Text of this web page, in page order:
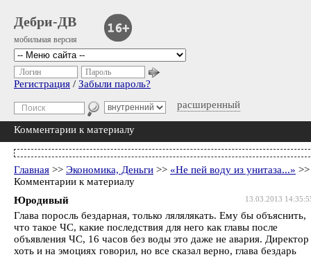
Дебри-ДВ
мобильная версия
расширенный
Логин Пароль
Регистрация / Забыли пароль?
Комментарии к материалу
Главная >> Экономика, Деньги >> «Не пей воду из унитаза...» >>
Комментарии к материалу
13.03.2013
Юродивый
Глава поросль бездарная, только лялялякать. Ему бы объяснить,
что такое ЧС, какие последствия для него как главы после
объявления ЧС, 16 часов без воды это даже не авария. Директор
хоть и на эмоциях говорил, но все сказал верно, глава бездарь